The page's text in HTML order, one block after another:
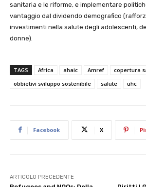
sanitaria e le riforme, e implementare
vantaggio dal dividendo demografico
investimenti nella salute degli adolescenti,
donne).
TAGS Africa ahaic Amref
copertura
obbietivi sviluppo sostenibile
salute uhc
Facebook X
ARTICOLO PRECEDENTE